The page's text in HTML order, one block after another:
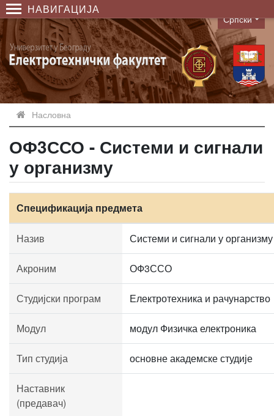
НАВИГАЦИЈА
Language
Српски
Насловна
ОФ3ССО - Системи и сигнали
у организму
Спецификација предмета
Назив Системи и сигнали у организму
Акроним ОФ3ССО
Студијски програм Електротехника и рачунарство
Модул модул Физичка електроника
Тип студија основне академске студије
Наставник
(предавач)